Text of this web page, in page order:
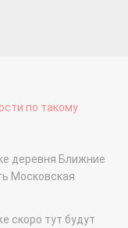
по такому
деревня Ближние
Московская
скоро тут будут